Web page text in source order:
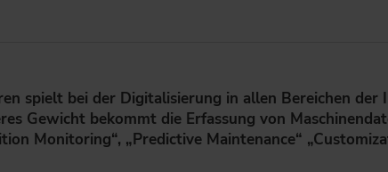
spielt bei der Digitalisierung in allen Bereichen
Gewicht bekommt die Erfassung von
Monitoring“, „Predictive Maintenance“